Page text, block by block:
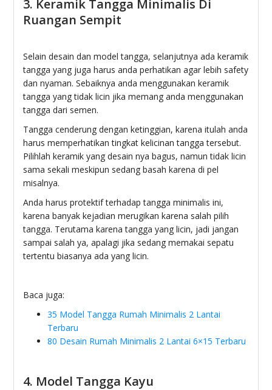
3. Keramik Tangga Minimalis Di
Ruangan Sempit
Selain desain dan model tangga, selanjutnya ada keramik
tangga yang juga harus anda perhatikan agar lebih safety
dan nyaman. Sebaiknya anda menggunakan keramik
tangga yang tidak licin jika memang anda menggunakan
tangga dari semen.
Tangga cenderung dengan ketinggian, karena itulah anda
harus memperhatikan tingkat kelicinan tangga tersebut.
Pilihlah keramik yang desain nya bagus, namun tidak licin
sama sekali meskipun sedang basah karena di pel
misalnya.
Anda harus protektif terhadap tangga minimalis ini,
karena banyak kejadian merugikan karena salah pilih
tangga. Terutama karena tangga yang licin, jadi jangan
sampai salah ya, apalagi jika sedang memakai sepatu
tertentu biasanya ada yang licin.
Baca juga:
35 Model Tangga Rumah Minimalis 2 Lantai
Terbaru
80 Desain Rumah Minimalis 2 Lantai 6×15 Terbaru
4. Model Tangga Kayu